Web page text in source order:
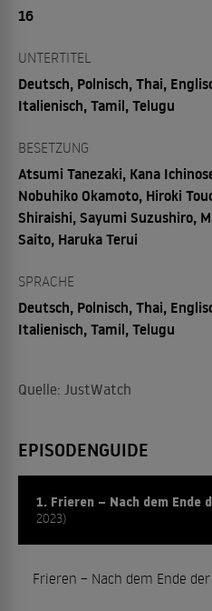
16
UNTERTITEL
Deutsch, Polnisch, Thai,
Italienisch, Tamil, Telugu
BESETZUNG
Atsumi Tanezaki, Kana
Nobuhiko Okamoto, Hiroki
Shiraishi, Sayumi Suzushiro,
Saito, Haruka Terui
SPRACHE
Deutsch, Polnisch, Thai,
Italienisch, Tamil, Telugu
Quelle: JustWatch
EPISODENGUIDE
1. Frieren – Nach dem Ende
2023)
Frieren – Nach dem Ende der